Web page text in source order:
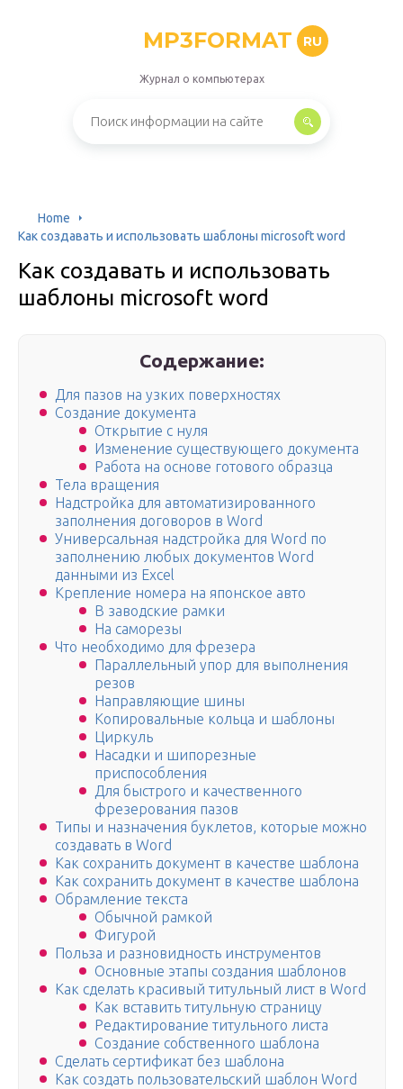
MP3FORMAT RU
Журнал о компьютерах
Home
Как создавать и использовать шаблоны microsoft word
Как создавать и использовать
шаблоны microsoft word
Содержание:
Для пазов на узких поверхностях
Создание документа
Открытие с нуля
Изменение существующего документа
Работа на основе готового образца
Тела вращения
Надстройка для автоматизированного
заполнения договоров в Word
Универсальная надстройка для Word по
заполнению любых документов Word
данными из Excel
Крепление номера на японское авто
В заводские рамки
На саморезы
Что необходимо для фрезера
Параллельный упор для выполнения
резов
Направляющие шины
Копировальные кольца и шаблоны
Циркуль
Насадки и шипорезные
приспособления
Для быстрого и качественного
фрезерования пазов
Типы и назначения буклетов, которые можно
создавать в Word
Как сохранить документ в качестве шаблона
Как сохранить документ в качестве шаблона
Обрамление текста
Обычной рамкой
Фигурой
Польза и разновидность инструментов
Основные этапы создания шаблонов
Как сделать красивый титульный лист в Word
Как вставить титульную страницу
Редактирование титульного листа
Создание собственного шаблона
Сделать сертификат без шаблона
Как создать пользовательский шаблон Word